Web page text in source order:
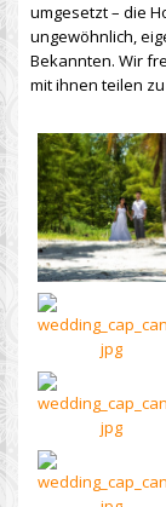
umgesetzt – die
ungewöhnlich,
Bekannten. Wir
mit ihnen teilen